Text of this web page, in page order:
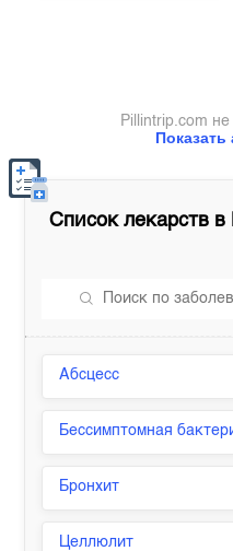
Показать
Pillintrip.com
Список лекарств в
Абсцесс
Бессимптомная
Бронхит
Целлюлит